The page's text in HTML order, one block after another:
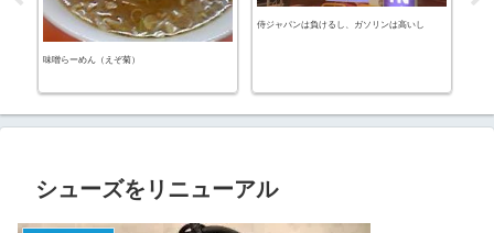
味噌らーめん（えぞ菊）
侍ジャパンは負けるし、ガソリンは高いし
シューズをリニューアル